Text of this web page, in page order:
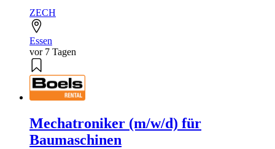
ZECH
Essen
vor 7 Tagen
Mechatroniker (m/w/d) für
Baumaschinen